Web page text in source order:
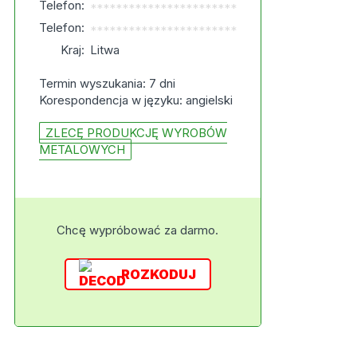
Telefon: ***********************
Telefon: ***********************
Kraj: Litwa
Termin wyszukania: 7 dni
Korespondencja w języku: angielski
ZLECĘ PRODUKCJĘ WYROBÓW
METALOWYCH
Chcę wypróbować za darmo.
ROZKODUJ